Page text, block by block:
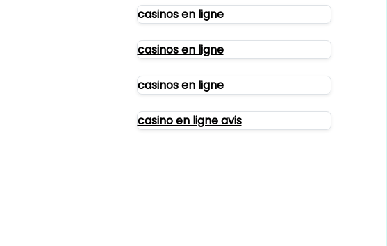
casinos en ligne
casinos en ligne
casinos en ligne
casino en ligne avis